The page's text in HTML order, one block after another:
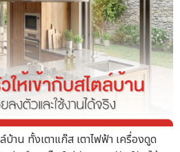
บ้าน ทั้งเตาแก๊ส เตาไฟฟ้า เครื่องดูด